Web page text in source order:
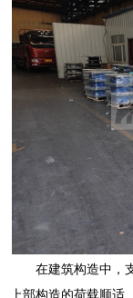
在建筑构造中，
上部构造的荷载顺